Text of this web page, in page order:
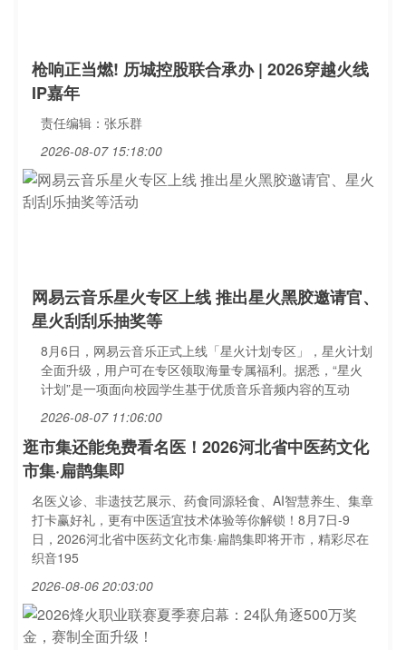
枪响正当燃! 历城控股联合承办 | 2026穿越火线
IP嘉年
责任编辑：张乐群
2026-08-07 15:18:00
网易云音乐星火专区上线 推出星火黑胶邀请官、
星火刮刮乐抽奖等
8月6日，网易云音乐正式上线「星火计划专区」，星火计划
全面升级，用户可在专区领取海量专属福利。据悉，“星火
计划”是一项面向校园学生基于优质音乐音频内容的互动
2026-08-07 11:06:00
逛市集还能免费看名医！2026河北省中医药文化
市集·扁鹊集即
名医义诊、非遗技艺展示、药食同源轻食、AI智慧养生、集章
打卡赢好礼，更有中医适宜技术体验等你解锁！8月7日-9
日，2026河北省中医药文化市集·扁鹊集即将开市，精彩尽在
织音195
2026-08-06 20:03:00